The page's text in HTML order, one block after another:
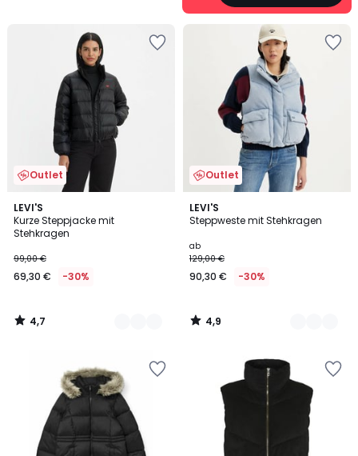
Outlet
LEVI'S
Kurze Steppjacke mit
Stehkragen
99,00 €
69,30 € -30%
4,7
/ 5
2
Farben
4,7
/
Outlet
LEVI'S
Steppweste mit Stehkragen
ab
129,00 €
90,30 € -30%
4,9
/ 5
3
Farben
4,9
/